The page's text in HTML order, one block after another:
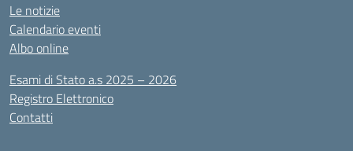
Le notizie
Calendario eventi
Albo online
Esami di Stato a.s 2025 – 2026
Registro Elettronico
Contatti